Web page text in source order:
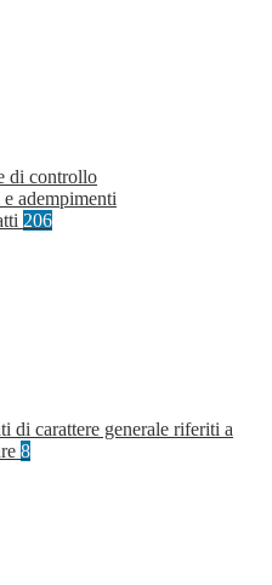
di controllo
adempimenti
206
di carattere generale riferiti a
8